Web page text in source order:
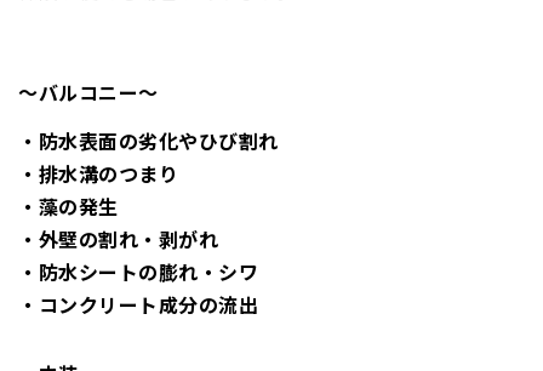
～バルコニー～
・防水表面の劣化やひび割れ
・排水溝のつまり
・藻の発生
・外壁の割れ・剥がれ
・防水シートの膨れ・シワ
・コンクリート成分の流出